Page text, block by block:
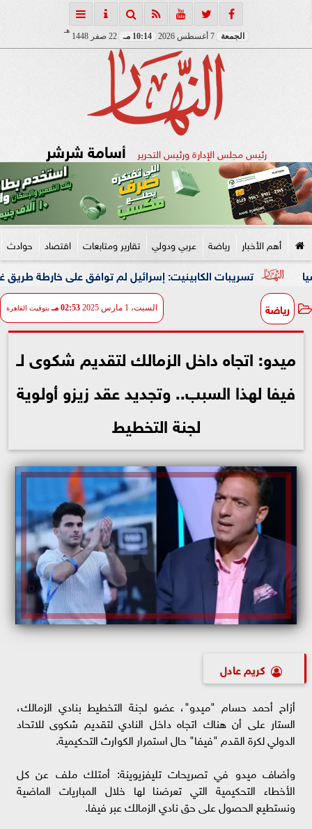
الجمعة 7 أغسطس 2026 10:14 مـ 22 صفر 1448
هـ
رئيس مجلس الإدارة ورئيس التحرير أسامة شرشر
أهم الأخبار رياضة عربي ودولي تقارير ومتابعات اقتصاد حوادث
الكابينيت: إسرائيل لم توافق على خارطة طريق غزة وحماس
رياضة السبت، 1 مارس 2025 02:53 مـ بتوقيت القاهرة
ميدو: اتجاه داخل الزمالك لتقديم شكوى لـ
فيفا لهذا السبب.. وتجديد عقد زيزو أولوية
لجنة التخطيط
كريم عادل
أزاح أحمد حسام "ميدو"، عضو لجنة التخطيط بنادي الزمالك،
الستار على أن هناك اتجاه داخل النادي لتقديم شكوى للاتحاد
الدولي لكرة القدم "فيفا" حال استمرار الكوارث التحكيمية.
وأضاف ميدو في تصريحات تليفزيوينة: أمتلك ملف عن كل
الأخطاء التحكيمية التي تعرضنا لها خلال المباريات الماضية
ونستطيع الحصول على حق نادي الزمالك عبر فيفا.